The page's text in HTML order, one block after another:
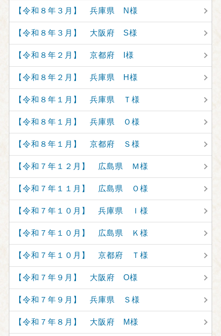
【令和８年３月】 兵庫県 N様
【令和８年３月】 大阪府 S様
【令和８年２月】 京都府 I様
【令和８年２月】 兵庫県 H様
【令和８年１月】 兵庫県 Ｔ様
【令和８年１月】 兵庫県 Ｏ様
【令和８年１月】 京都府 Ｓ様
【令和７年１２月】 広島県 Ｍ様
【令和７年１１月】 広島県 Ｏ様
【令和７年１０月】 兵庫県 Ｉ様
【令和７年１０月】 広島県 Ｋ様
【令和７年１０月】 京都府 Ｔ様
【令和７年９月】 大阪府 O様
【令和７年９月】 兵庫県 Ｓ様
【令和７年８月】 大阪府 M様